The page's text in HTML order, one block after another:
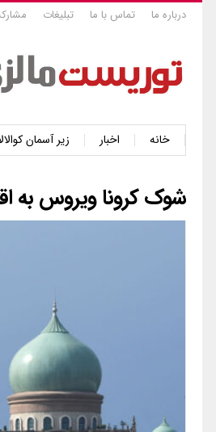
درباره ما تماس با ما تبلیغات
خانه اخبار زیر آسمان
شوک کرونا ویروس به